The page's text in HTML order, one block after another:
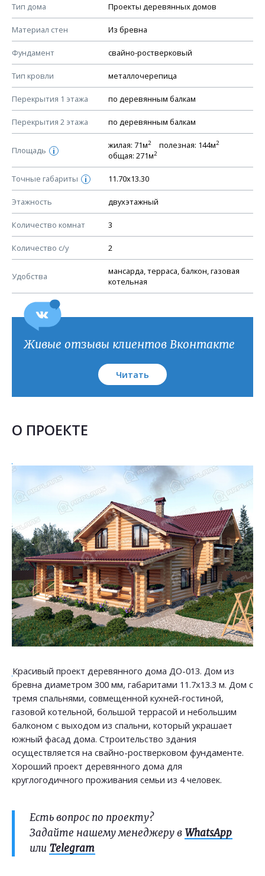
Тип дома Проекты деревянных домов
Материал стен Из бревна
Фундамент свайно-ростверковый
Тип кровли металлочерепица
Перекрытия 1 этажа по деревянным балкам
Перекрытия 2 этажа по деревянным балкам
Площадь i
жилая: 71м2 полезная: 144м2
общая: 271м2
Точные габариты i 11.70х13.30
Этажность двухэтажный
Количество комнат 3
Количество с/у 2
Удобства
мансарда, терраса, балкон, газовая
котельная
Смотрите советы по выбору материала в нашем
КОНСТРУКТИВНЫЕ РЕШЕНИЯ (КР)
Ведомость рабочих чертежей основного комплекта КР
План фундамента
Устройство фундамента, спецификация материалов
Планы перекрытий этажей, спецификация элементов
Устройство перекрытий
Устройство стен
Спецификация материалов стен
Схема расположения лаг чердака (если есть)
Схема расположения элементов стропил
Спецификация элементов стропил
Устройство стропильной системы
Узлы устройства кровли
Живые отзывы клиентов Вконтакте
Читать
О ПРОЕКТЕ
Красивый проект деревянного дома ДО-013. Дом из
бревна диаметром 300 мм, габаритами 11.7х13.3 м. Дом с
тремя спальнями, совмещенной кухней-гостиной,
газовой котельной, большой террасой и небольшим
балконом с выходом из спальни, который украшает
южный фасад дома. Строительство здания
осуществляется на свайно-ростверковом фундаменте.
Хороший проект деревянного дома для
круглогодичного проживания семьи из 4 человек.
Есть вопрос по проекту?
Задайте нашему менеджеру в WhatsApp
или Telegram